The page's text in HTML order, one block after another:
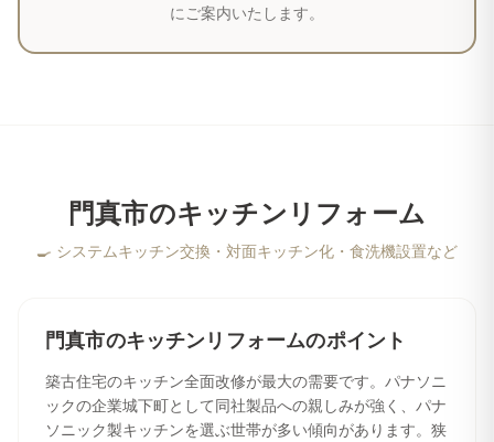
にご案内いたします。
門真市のキッチンリフォーム
🍳 システムキッチン交換・対面キッチン化・食洗機設置など
門真市のキッチンリフォームのポイント
築古住宅のキッチン全面改修が最大の需要です。パナソニ
ックの企業城下町として同社製品への親しみが強く、パナ
ソニック製キッチンを選ぶ世帯が多い傾向があります。狭